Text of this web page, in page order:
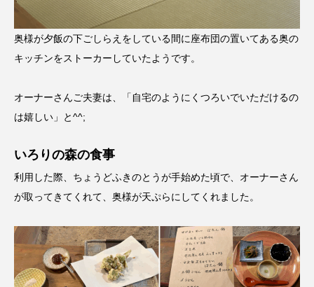
奥様が夕飯の下ごしらえをしている間に座布団の置いてある奥の
キッチンをストーカーしていたようです。
オーナーさんご夫妻は、「自宅のようにくつろいでいただけるの
は嬉しい」と^^;
いろりの森の食事
利用した際、ちょうどふきのとうが手始めた頃で、オーナーさん
が取ってきてくれて、奥様が天ぷらにしてくれました。